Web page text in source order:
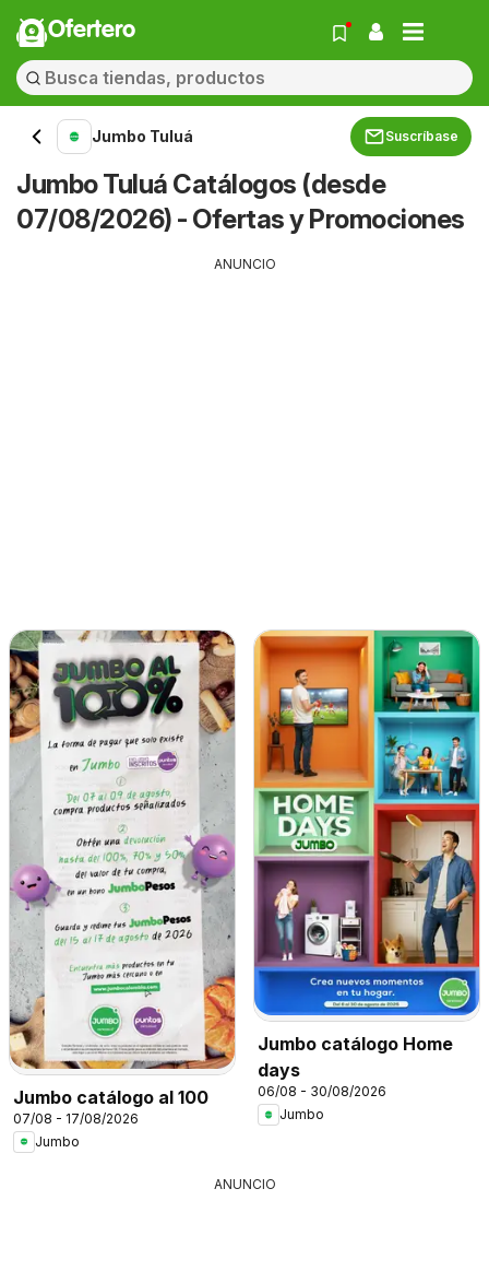
Ofertero
Jumbo Tuluá Suscríbase
Jumbo Tuluá Catálogos (desde
07/08/2026) - Ofertas y Promociones
ANUNCIO
Jumbo catálogo al 100
07/08 - 17/08/2026
Jumbo
Jumbo catálogo Home
days
06/08 - 30/08/2026
Jumbo
ANUNCIO